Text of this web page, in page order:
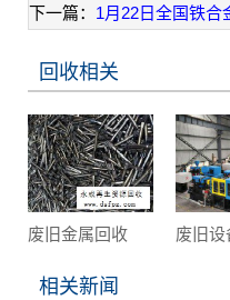
下一篇： 1月22日全国铁合
回收相关
废旧金属回收 废旧设
相关新闻